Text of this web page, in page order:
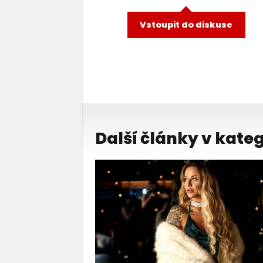
Vstoupit do diskuse
Další články v